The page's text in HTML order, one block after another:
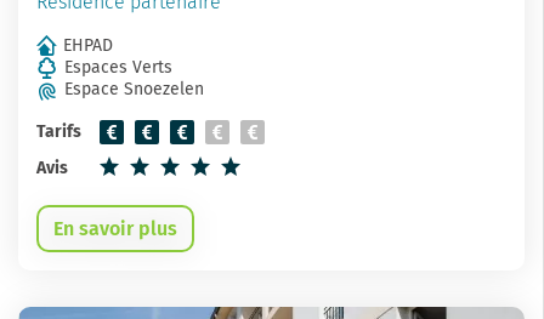
EHPAD
Espaces Verts
Espace Snoezelen
Tarifs
Avis
En savoir plus